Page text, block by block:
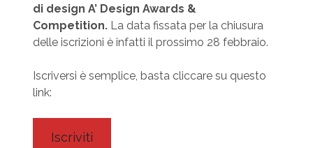
di design A’ Design Awards &
Competition.La data fissata per la chiusura
delle iscrizioni è infatti il prossimo 28 febbraio.
Iscriversi è semplice, basta cliccare su questo
link:
Iscriviti